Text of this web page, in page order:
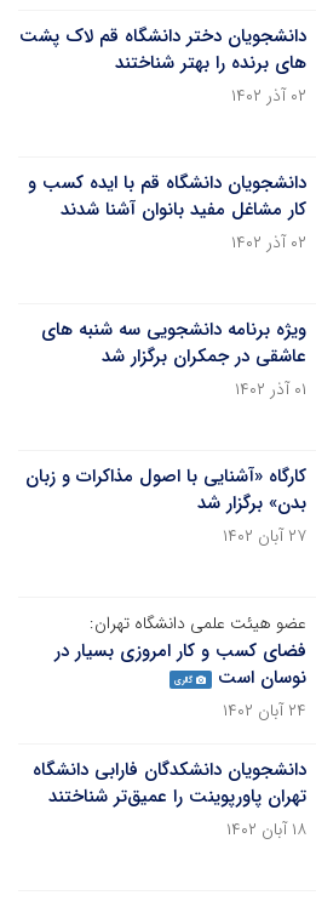
دانشجویان دختر دانشگاه قم لاک پشت
های برنده را بهتر شناختند
۰۲ آذر ۱۴۰۲
دانشجویان دانشگاه قم با ایده کسب و
کار مشاغل مفید بانوان آشنا شدند
۰۲ آذر ۱۴۰۲
ویژه برنامه دانشجویی سه شنبه های
عاشقی در جمکران برگزار شد
۰۱ آذر ۱۴۰۲
کارگاه «آشنایی با اصول مذاکرات و زبان
بدن» برگزار شد
۲۷ آبان ۱۴۰۲
عضو هیئت علمی دانشگاه تهران:
فضای کسب و کار امروزی بسیار در
نوسان است
گالری
۲۴ آبان ۱۴۰۲
دانشجویان دانشکدگان فارابی دانشگاه
تهران پاورپوینت را عمیق‌تر شناختند
۱۸ آبان ۱۴۰۲